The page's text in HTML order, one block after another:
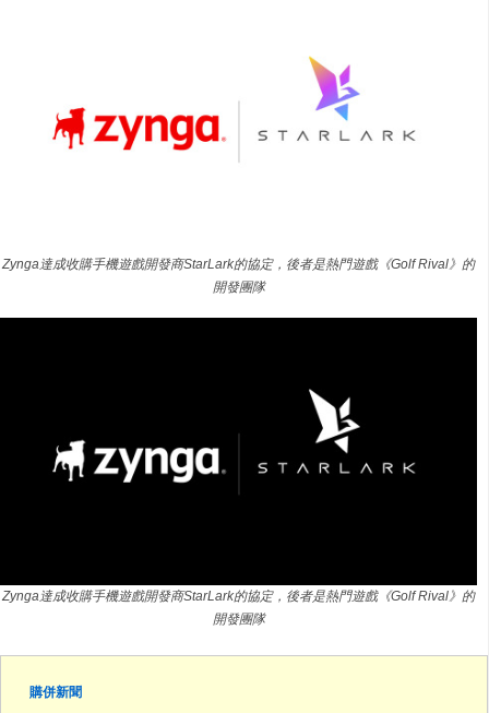
Zynga達成收購手機遊戲開發商StarLark的協定，後者是熱門遊戲《Golf Rival》的
開發團隊
Zynga達成收購手機遊戲開發商StarLark的協定，後者是熱門遊戲《Golf Rival》的
開發團隊
購併新聞